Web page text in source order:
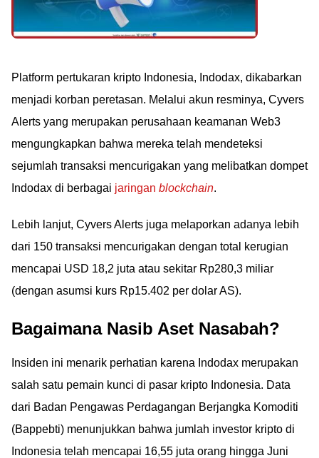
Platform pertukaran kripto Indonesia, Indodax, dikabarkan
menjadi korban peretasan. Melalui akun resminya, Cyvers
Alerts yang merupakan perusahaan keamanan Web3
mengungkapkan bahwa mereka telah mendeteksi
sejumlah transaksi mencurigakan yang melibatkan dompet
Indodax di berbagai jaringan blockchain.
Lebih lanjut, Cyvers Alerts juga melaporkan adanya lebih
dari 150 transaksi mencurigakan dengan total kerugian
mencapai USD 18,2 juta atau sekitar Rp280,3 miliar
(dengan asumsi kurs Rp15.402 per dolar AS).
Bagaimana Nasib Aset Nasabah?
Insiden ini menarik perhatian karena Indodax merupakan
salah satu pemain kunci di pasar kripto Indonesia. Data
dari Badan Pengawas Perdagangan Berjangka Komoditi
(Bappebti) menunjukkan bahwa jumlah investor kripto di
Indonesia telah mencapai 16,55 juta orang hingga Juni